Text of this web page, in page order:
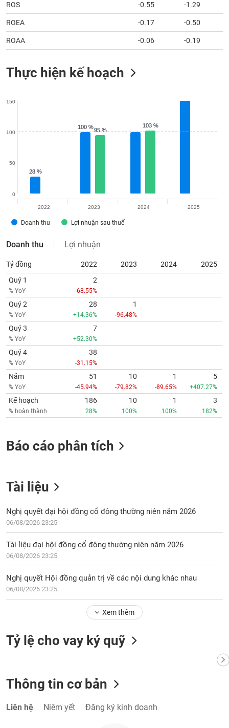
ROS -0.55 -1.29
ROEA -0.17 -0.50
ROAA -0.06 -0.19
Thực hiện kế hoạch
28 %
28 %
100 %
100 %95 %
95 %
103 %
103 %
Doanh thu Lợi nhuận sau thuế
0
50
100
150
2022 2023 2024 2025
Doanh thu Lợi nhuận
Tỷ đồng 2022 2023 2024
2025
Quý 1
% YoY
2
-68.55%
Quý 2
% YoY
28
+14.36%
1
-96.48%
Quý 3
% YoY
7
+52.30%
Quý 4
% YoY
38
-31.15%
Năm
% YoY
51
-45.94%
10
-79.82%
1
-89.65%
5
+407.27%
Kế hoạch
% hoàn thành
186
28%
10
100%
1
100%
3
182%
Báo cáo phân tích
Tài liệu
Nghị quyết đại hội đồng cổ đông thường niên năm 2026
06/08/2026 23:25
Tài liệu đại hội đồng cổ đông thường niên năm 2026
06/08/2026 23:25
Nghị quyết Hội đồng quản trị về các nội dung khác nhau
06/08/2026 23:25
Xem thêm
Tỷ lệ cho vay ký quỹ
Thông tin cơ bản
Liên hệ Niêm yết Đăng ký kinh doanh